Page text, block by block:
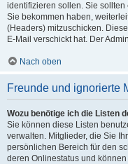
identifizieren sollen. Sie sollten
Sie bekommen haben,
(Headers) mitzuschicken.
E-Mail verschickt hat. Der
Nach oben
Freunde und ignorierte
Wozu benötige ich die Listen
Sie können diese Listen
verwalten. Mitglieder, die Sie
persönlichen Bereich für den
deren Onlinestatus und